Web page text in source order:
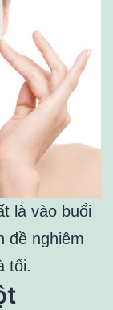
là vào buổi
đề nghiêm
tối.